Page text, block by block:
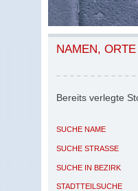
NAMEN,
Bereits verlegte
SUCHE NAME
SUCHE STRASSE
SUCHE IN BEZIRK
STADTTEILSUCHE